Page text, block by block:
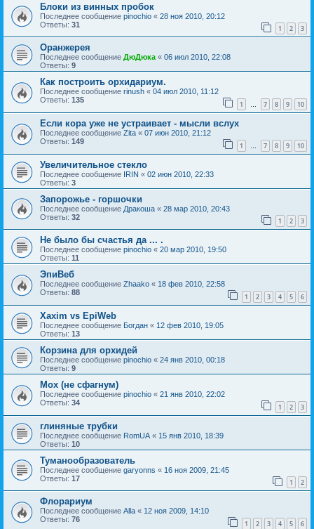
Блоки из винных пробок
Последнее сообщение pinochio « 28 ноя 2010, 20:12
Ответы: 31 1 2 3
Оранжерея
Последнее сообщение ДюДюка « 06 июл 2010, 22:08
Ответы: 9
Как построить орхидариум.
Последнее сообщение rinush « 04 июл 2010, 11:12
Ответы: 135 1 … 7 8 9 10
Если кора уже не устраивает - мысли вслух
Последнее сообщение Zita « 07 июн 2010, 21:12
Ответы: 149 1 … 7 8 9 10
Увеличительное стекло
Последнее сообщение IRIN « 02 июн 2010, 22:33
Ответы: 3
Запорожье - горшочки
Последнее сообщение Дракоша « 28 мар 2010, 20:43
Ответы: 32 1 2 3
Не было бы счастья да ... .
Последнее сообщение pinochio « 20 мар 2010, 19:50
Ответы: 11
ЭпиВеб
Последнее сообщение Zhaako « 18 фев 2010, 22:58
Ответы: 88 1 2 3 4 5 6
Xaxim vs EpiWeb
Последнее сообщение Богдан « 12 фев 2010, 19:05
Ответы: 13
Корзина для орхидей
Последнее сообщение pinochio « 24 янв 2010, 00:18
Ответы: 9
Мох (не сфагнум)
Последнее сообщение pinochio « 21 янв 2010, 22:02
Ответы: 34 1 2 3
глиняные трубки
Последнее сообщение RomUA « 15 янв 2010, 18:39
Ответы: 10
Туманообразователь
Последнее сообщение garyonns « 16 ноя 2009, 21:45
Ответы: 17 1 2
Флорариум
Последнее сообщение Alla « 12 ноя 2009, 14:10
Ответы: 76 1 2 3 4 5 6